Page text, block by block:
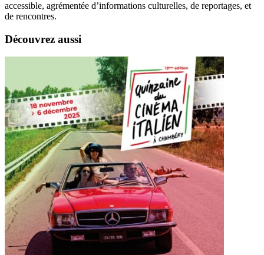
accessible, agrémentée d’informations culturelles, de reportages, et
de rencontres.
Découvrez aussi